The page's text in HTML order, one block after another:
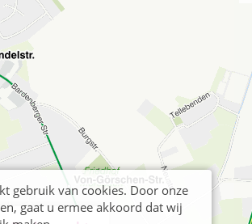
gebruik van cookies. Door onze
gaat u ermee akkoord dat wij